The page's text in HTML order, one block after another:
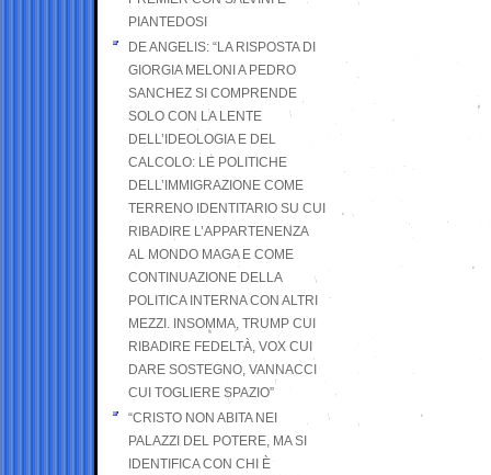
PIANTEDOSI
DE ANGELIS: “LA RISPOSTA DI
GIORGIA MELONI A PEDRO
SANCHEZ SI COMPRENDE
SOLO CON LA LENTE
DELL’IDEOLOGIA E DEL
CALCOLO: LE POLITICHE
DELL’IMMIGRAZIONE COME
TERRENO IDENTITARIO SU CUI
RIBADIRE L’APPARTENENZA
AL MONDO MAGA E COME
CONTINUAZIONE DELLA
POLITICA INTERNA CON ALTRI
MEZZI. INSOMMA, TRUMP CUI
RIBADIRE FEDELTÀ, VOX CUI
DARE SOSTEGNO, VANNACCI
CUI TOGLIERE SPAZIO”
“CRISTO NON ABITA NEI
PALAZZI DEL POTERE, MA SI
IDENTIFICA CON CHI È